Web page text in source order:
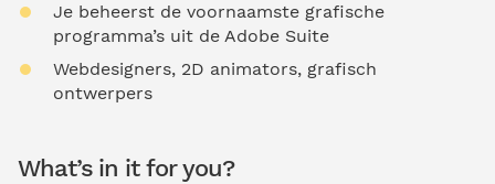
Je beheerst de voornaamste grafische
programma’s uit de Adobe Suite
Webdesigners, 2D animators, grafisch
ontwerpers
What’s in it for you?